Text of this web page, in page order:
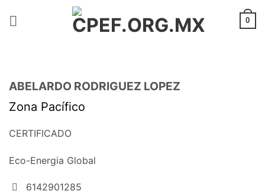
0
ABELARDO RODRIGUEZ LOPEZ
Zona Pacífico
CERTIFICADO
Eco-Energia Global
6142901285